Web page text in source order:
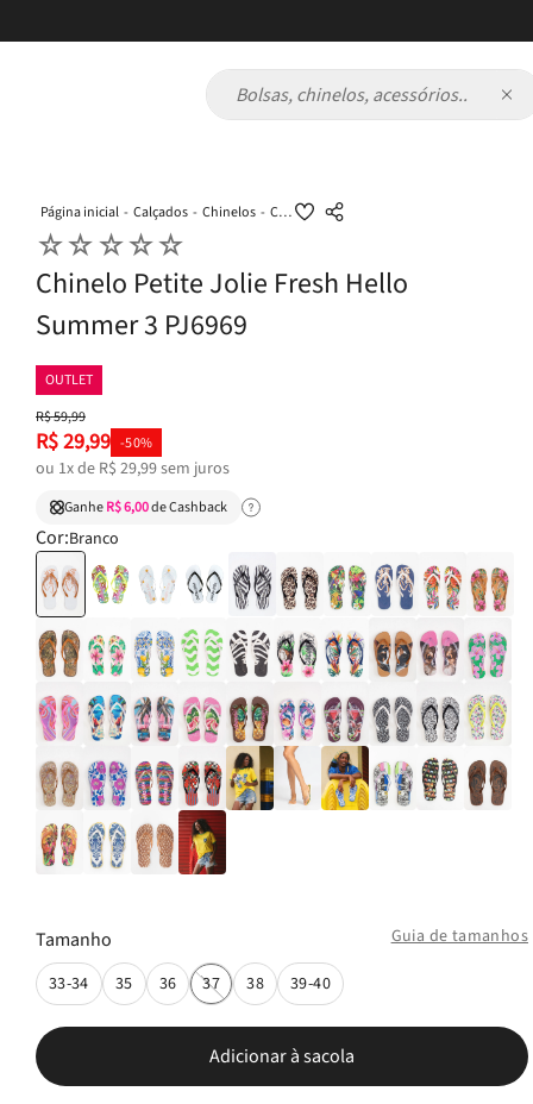
Bolsas, chinelos, acessórios...
Calçados Chinelos Chinelo Petite Jolie Fresh Hello Summer 3 PJ6969
☆☆☆☆☆
Chinelo Petite Jolie Fresh Hello
Summer 3 PJ6969
OUTLET
R$59,99
R$29,99 -50%
ou 1x de R$ 29,99sem juros
GanheR$ 6,00de Cashback
Cor:Branco
Guia de tamanhos
Tamanho
33-34 35 36 37 38 39-40
Adicionar à sacola